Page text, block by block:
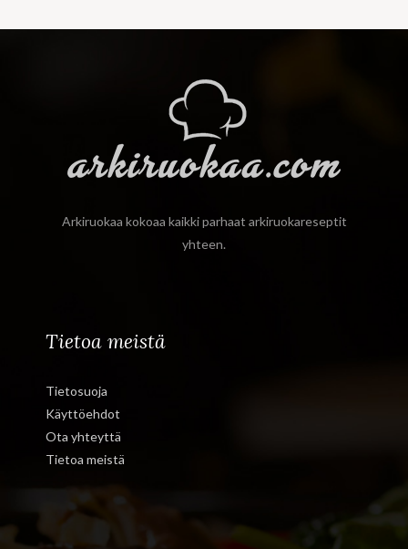
Arkiruokaa kokoaa kaikki parhaat arkiruokareseptit
yhteen.
Tietoa meistä
Tietosuoja
Käyttöehdot
Ota yhteyttä
Tietoa meistä